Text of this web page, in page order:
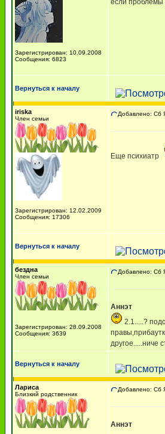
Зарегистрирован: 10.09.2008
Сообщения: 6823
если проблемы
Вернуться к началу
iriska
Член семьи
Зарегистрирован: 12.02.2009
Сообщения: 17306
Добавлено: Сб
Еще психиатр
Вернуться к началу
бездна
Член семьи
Зарегистрирован: 28.09.2008
Сообщения: 3639
Добавлено: Сб
Аннэт
2.1.....?
другое.....ниче
Вернуться к началу
Лариса
Близкий родственник
Добавлено: Сб
Аннэт